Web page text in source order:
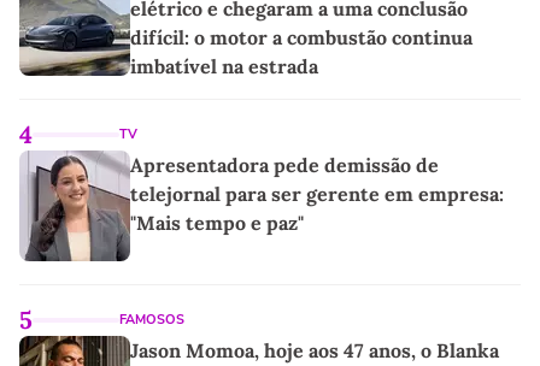
elétrico e chegaram a uma conclusão
difícil: o motor a combustão continua
imbatível na estrada
4 TV
Apresentadora pede demissão de
telejornal para ser gerente em empresa:
"Mais tempo e paz"
5 FAMOSOS
Jason Momoa, hoje aos 47 anos, o Blanka